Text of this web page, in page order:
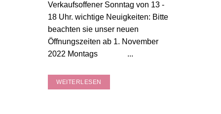
Verkaufsoffener Sonntag von 13 -
18 Uhr. wichtige Neuigkeiten: Bitte
beachten sie unser neuen
Öffnungszeiten ab 1. November
2022 Montags ...
WEITERLESEN